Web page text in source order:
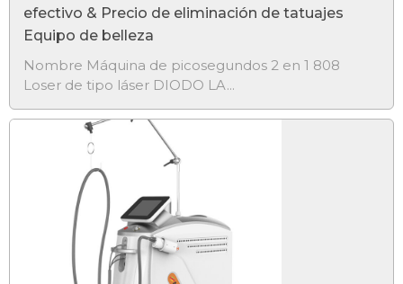
efectivo & Precio de eliminación de tatuajes
Equipo de belleza
Nombre Máquina de picosegundos 2 en 1 808
Loser de tipo láser DIODO LA...